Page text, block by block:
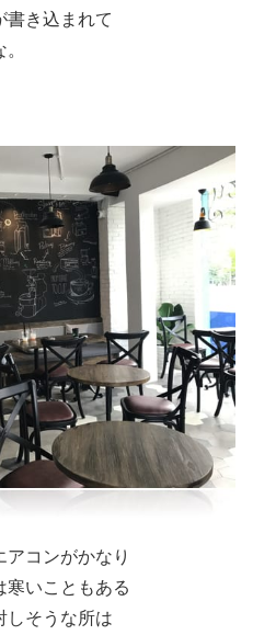
書き込まれて
コンがかなり
寒いこともある
しそうな所は